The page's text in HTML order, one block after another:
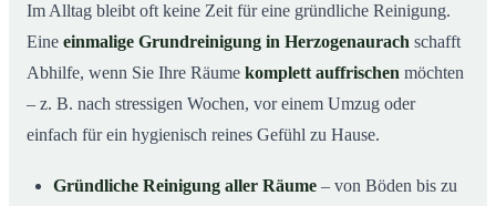
Im Alltag bleibt oft keine Zeit für eine gründliche Reinigung.
Eine einmalige Grundreinigung in Herzogenaurach schafft
Abhilfe, wenn Sie Ihre Räume komplett auffrischen möchten
– z. B. nach stressigen Wochen, vor einem Umzug oder
einfach für ein hygienisch reines Gefühl zu Hause.
Gründliche Reinigung aller Räume – von Böden bis zu